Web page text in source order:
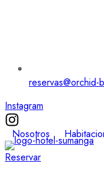
Instagram
Nosotros
Reservar